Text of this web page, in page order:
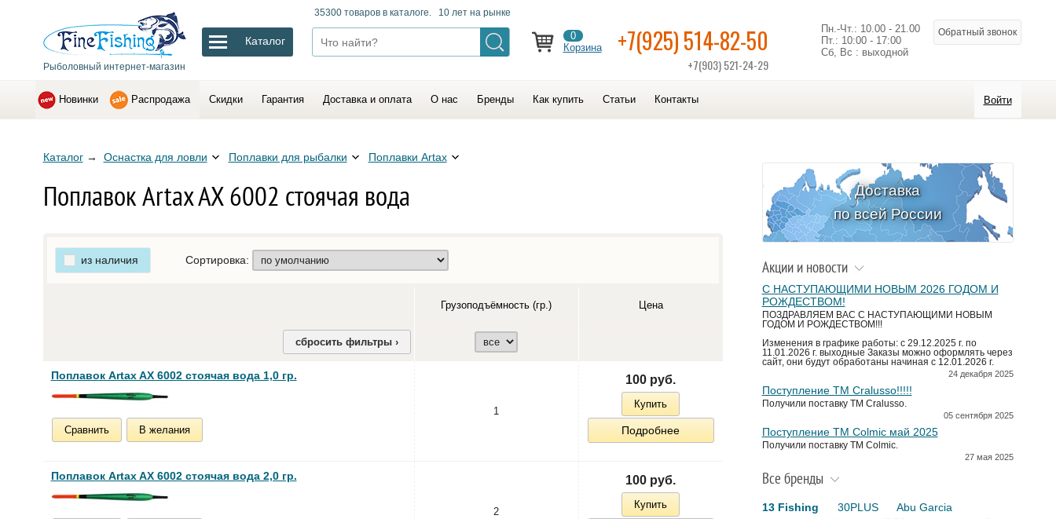
Рыболовный интернет-магазин
Каталог
35300 товаров в каталоге. 10 лет на рынке
0
Корзина
+7(925) 514-82-50
+7(903) 521-24-29
Пн.-Чт.: 10.00 - 21.00
Пт.: 10:00 - 17:00
Сб, Вс : выходной
Обратный звонок
Новинки Распродажа Скидки Гарантия Доставка и оплата О нас Бренды Как купить Статьи Контакты Войти
Каталог→ Оснастка для ловли Поплавки для рыбалки Поплавки Artax
Поплавок Artax AX 6002 стоячая вода
из наличия Сортировка:
Грузоподъёмность (гр.) Цена
сбросить фильтры ›
Поплавок Artax AX 6002 стоячая вода 1,0 гр.
Сравнить В желания
1
100 руб.
Купить
Подробнее
Поплавок Artax AX 6002 стоячая вода 2,0 гр.
2
100 руб.
Купить
Доставка
по всей России
Акции и новости
С НАСТУПАЮЩИМИ НОВЫМ 2026 ГОДОМ И
РОЖДЕСТВОМ!
ПОЗДРАВЛЯЕМ ВАС С НАСТУПАЮЩИМИ НОВЫМ
ГОДОМ И РОЖДЕСТВОМ!!!
Изменения в графике работы: с 29.12.2025 г. по
11.01.2026 г. выходные Заказы можно оформлять через
сайт, они будут обработаны начиная с 12.01.2026 г.
24 декабря 2025
Поступление TM Cralusso!!!!!
Получили поставку ТМ Cralusso.
05 сентября 2025
Поступление TM Colmic май 2025
Получили поставку ТМ Colmic.
27 мая 2025
Все бренды
13 Fishing 30PLUS
Abu Garcia